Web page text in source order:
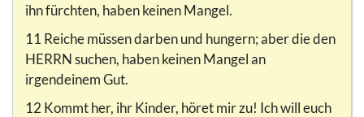
ihn fürchten, haben keinen Mangel.
11 Reiche müssen darben und hungern; aber die den
HERRN suchen, haben keinen Mangel an
irgendeinem Gut.
12 Kommt her, ihr Kinder, höret mir zu! Ich will euch